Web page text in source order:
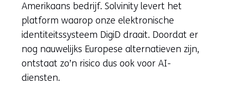
Amerikaans bedrijf. Solvinity levert het
platform waarop onze elektronische
identiteitssysteem DigiD draait. Doordat er
nog nauwelijks Europese alternatieven zijn,
ontstaat zo’n risico dus ook voor AI-
diensten.